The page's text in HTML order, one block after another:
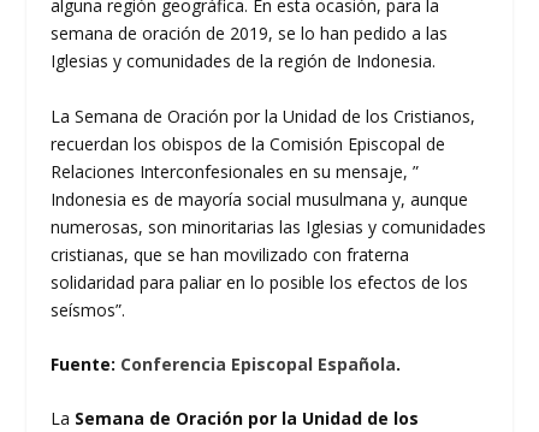
alguna región geográfica. En esta ocasión, para la
semana de oración de 2019, se lo han pedido a las
Iglesias y comunidades de la región de Indonesia.
La Semana de Oración por la Unidad de los Cristianos,
recuerdan los obispos de la Comisión Episcopal de
Relaciones Interconfesionales en su mensaje, ”
Indonesia es de mayoría social musulmana y, aunque
numerosas, son minoritarias las Iglesias y comunidades
cristianas, que se han movilizado con fraterna
solidaridad para paliar en lo posible los efectos de los
seísmos”.
Fuente: Conferencia Episcopal Española.
La Semana de Oración por la Unidad de los